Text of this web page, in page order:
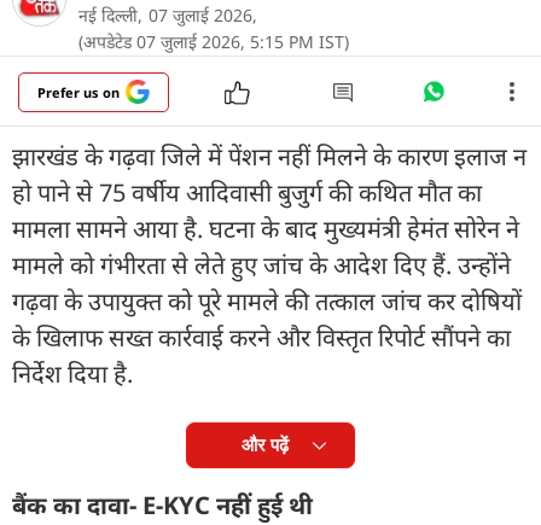
नई दिल्ली, 07 जुलाई 2026,
(अपडेटेड 07 जुलाई 2026, 5:15 PM IST)
Prefer us on
झारखंड के गढ़वा जिले में पेंशन नहीं मिलने के कारण इलाज न
हो पाने से 75 वर्षीय आदिवासी बुजुर्ग की कथित मौत का
मामला सामने आया है. घटना के बाद मुख्यमंत्री हेमंत सोरेन ने
मामले को गंभीरता से लेते हुए जांच के आदेश दिए हैं. उन्होंने
गढ़वा के उपायुक्त को पूरे मामले की तत्काल जांच कर दोषियों
के खिलाफ सख्त कार्रवाई करने और विस्तृत रिपोर्ट सौंपने का
निर्देश दिया है.
और पढ़ें
बैंक का दावा- E-KYC नहीं हुई थी